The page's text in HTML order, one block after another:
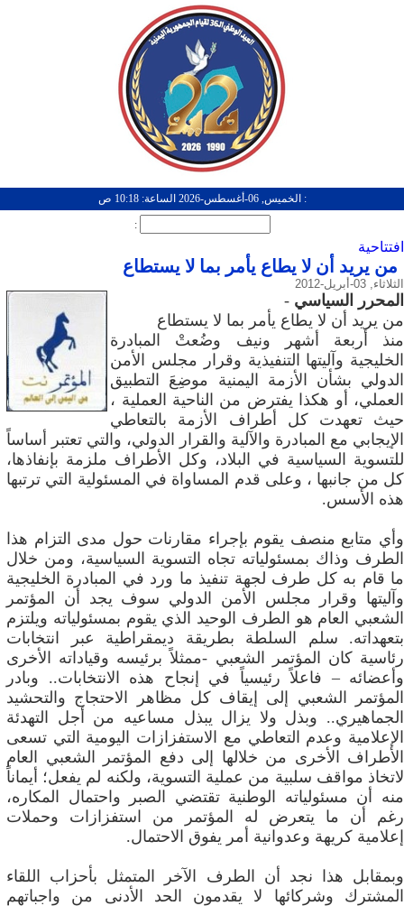
: الخميس, 06-أغسطس-2026 الساعة: 10:18 ص
:
افتتاحية
من يريد أن لا يطاع يأمر بما لا يستطاع
الثلاثاء, 03-أبريل-2012
المحرر السياسي -
من يريد أن لا يطاع يأمر بما لا يستطاع
منذ أربعة أشهر ونيف وضُعتْ المبادرة
الخليجية وآليتها التنفيذية وقرار مجلس الأمن
الدولي بشأن الأزمة اليمنية موضِعَ التطبيق
العملي، أو هكذا يفترض من الناحية العملية ،
حيث تعهدت كل أطراف الأزمة بالتعاطي
الإيجابي مع المبادرة والآلية والقرار الدولي، والتي تعتبر أساساً
للتسوية السياسية في البلاد، وكل الأطراف ملزمة بإنفاذها،
كل من جانبها ، وعلى قدم المساواة في المسئولية التي ترتبها
هذه الأسس.
وأي متابع منصف يقوم بإجراء مقارنات حول مدى التزام هذا
الطرف وذاك بمسئولياته تجاه التسوية السياسية، ومن خلال
ما قام به كل طرف لجهة تنفيذ ما ورد في المبادرة الخليجية
وآليتها وقرار مجلس الأمن الدولي سوف يجد أن المؤتمر
الشعبي العام هو الطرف الوحيد الذي يقوم بمسئولياته ويلتزم
بتعهداته. سلم السلطة بطريقة ديمقراطية عبر انتخابات
رئاسية كان المؤتمر الشعبي -ممثلاً برئيسه وقياداته الأخرى
وأعضائه – فاعلاً رئيسياً في إنجاح هذه الانتخابات.. وبادر
المؤتمر الشعبي إلى إيقاف كل مظاهر الاحتجاج والتحشيد
الجماهيري.. وبذل ولا يزال يبذل مساعيه من أجل التهدئة
الإعلامية وعدم التعاطي مع الاستفزازات اليومية التي تسعى
الأطراف الأخرى من خلالها إلى دفع المؤتمر الشعبي العام
لاتخاذ مواقف سلبية من عملية التسوية، ولكنه لم يفعل؛ أيماناً
منه أن مسئولياته الوطنية تقتضي الصبر واحتمال المكاره،
رغم أن ما يتعرض له المؤتمر من استفزازات وحملات
إعلامية كريهة وعدوانية أمر يفوق الاحتمال.
وبمقابل هذا نجد أن الطرف الآخر المتمثل بأحزاب اللقاء
المشترك وشركائها لا يقدمون الحد الأدنى من واجباتهم